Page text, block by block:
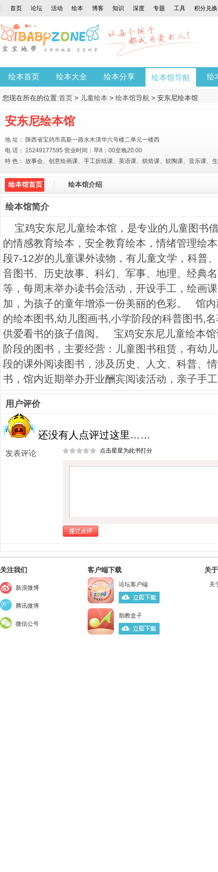
首页 论坛 活动 绘本 博客 知识 深度 专题 工具 积分兑换
绘本首页 绘本大全 绘本分享 绘本馆导航 绘
您现在所在的位置:首页 > 儿童绘本 > 绘本馆导航 > 安东尼绘本馆
安东尼绘本馆
地 址： 陕西省宝鸡市高新一路水木清华六号楼二单元一楼西
电 话： 15249177595 营业时间：早8：00至晚20:00
特 色： 故事会、创意绘画课、手工折纸课、英语课、烘焙课、软陶课、音乐课、
绘本馆首页 绘本馆介绍
绘本馆简介
宝鸡安东尼儿童绘本馆，是专业的儿童图书
的情感教育绘本，安全教育绘本，情绪管理绘
段7-12岁的儿童课外读物，有儿童文学，科普
音图书、历史故事、科幻、军事、地理、经典
等，每周末举办读书会活动，开设手工，绘画
加，为孩子的童年增添一份美丽的色彩。 馆
的绘本图书,幼儿图画书,小学阶段的科普图书,
供爱看书的孩子借阅。 宝鸡安东尼儿童绘本
阶段的图书，主要经营：儿童图书租赁，有幼
段的课外阅读图书，涉及历史、人文、科普、
书，馆内近期举办开业酬宾阅读活动，亲子手
用户评价
还没有人点评过这里……
发表评论 点击星星为此书打分
关注我们
新浪微博
腾讯微博
微信公号
客户端下载
论坛客户端
胎教盒子
关
关